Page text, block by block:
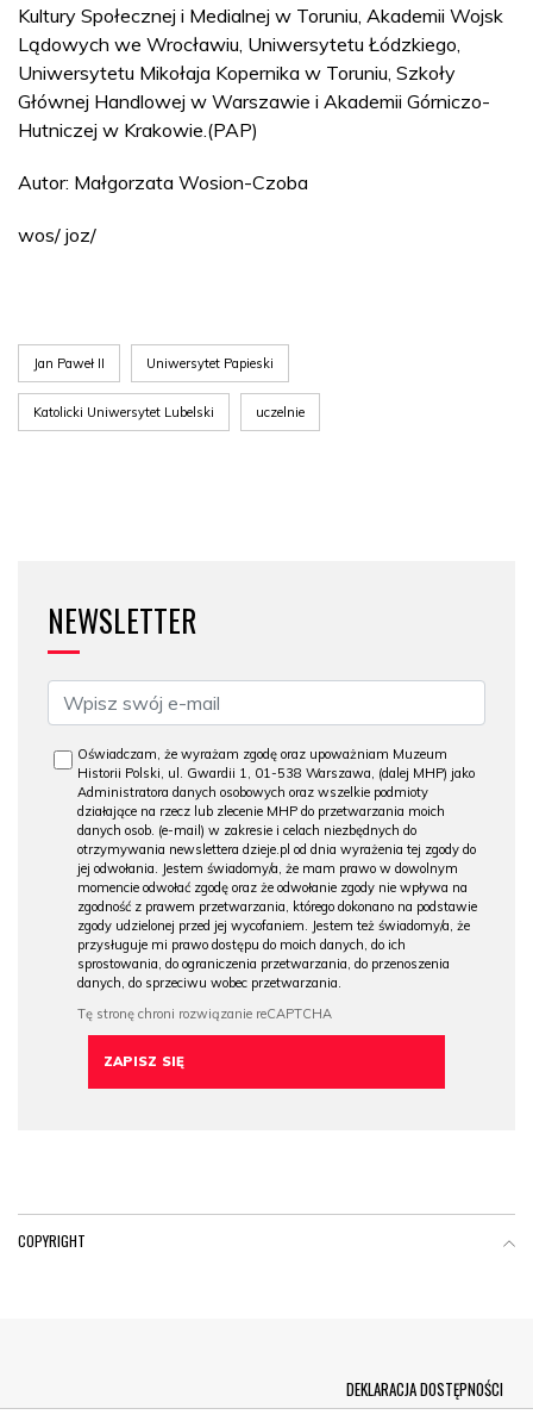
Kultury Społecznej i Medialnej w Toruniu, Akademii Wojsk
Lądowych we Wrocławiu, Uniwersytetu Łódzkiego,
Uniwersytetu Mikołaja Kopernika w Toruniu, Szkoły
Głównej Handlowej w Warszawie i Akademii Górniczo-
Hutniczej w Krakowie.(PAP)
Autor: Małgorzata Wosion-Czoba
wos/ joz/
Jan Paweł II Uniwersytet Papieski
Katolicki Uniwersytet Lubelski uczelnie
NEWSLETTER
Oświadczam, że wyrażam zgodę oraz upoważniam Muzeum
Historii Polski, ul. Gwardii 1, 01-538 Warszawa, (dalej MHP) jako
Administratora danych osobowych oraz wszelkie podmioty
działające na rzecz lub zlecenie MHP do przetwarzania moich
danych osob. (e-mail) w zakresie i celach niezbędnych do
otrzymywania newslettera dzieje.pl od dnia wyrażenia tej zgody do
jej odwołania. Jestem świadomy/a, że mam prawo w dowolnym
momencie odwołać zgodę oraz że odwołanie zgody nie wpływa na
zgodność z prawem przetwarzania, którego dokonano na podstawie
zgody udzielonej przed jej wycofaniem. Jestem też świadomy/a, że
przysługuje mi prawo dostępu do moich danych, do ich
sprostowania, do ograniczenia przetwarzania, do przenoszenia
danych, do sprzeciwu wobec przetwarzania.
COPYRIGHT
DEKLARACJA DOSTĘPNOŚCI